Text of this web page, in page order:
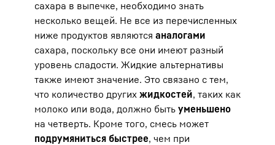
сахара в выпечке, необходимо знать
несколько вещей. Не все из перечисленных
ниже продуктов являются аналогами
сахара, поскольку все они имеют разный
уровень сладости. Жидкие альтернативы
также имеют значение. Это связано с тем,
что количество других жидкостей, таких как
молоко или вода, должно быть уменьшено
на четверть. Кроме того, смесь может
подрумяниться быстрее, чем при